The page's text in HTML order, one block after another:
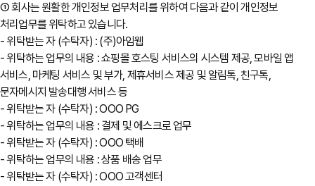
① 회사는 원활한 개인정보 업무처리를 위하여 다음과 같이 개인정보
처리업무를 위탁하고 있습니다.
- 위탁받는 자 (수탁자) : (주)아임웹
- 위탁하는 업무의 내용 : 쇼핑몰 호스팅 서비스의 시스템 제공, 모바일 앱
서비스, 마케팅 서비스 및 부가, 제휴서비스 제공 및 알림톡, 친구톡,
문자메시지 발송대행 서비스 등
- 위탁받는 자 (수탁자) : OOO PG
- 위탁하는 업무의 내용 : 결제 및 에스크로 업무
- 위탁받는 자 (수탁자) : OOO 택배
- 위탁하는 업무의 내용 : 상품 배송 업무
- 위탁받는 자 (수탁자) : OOO 고객센터